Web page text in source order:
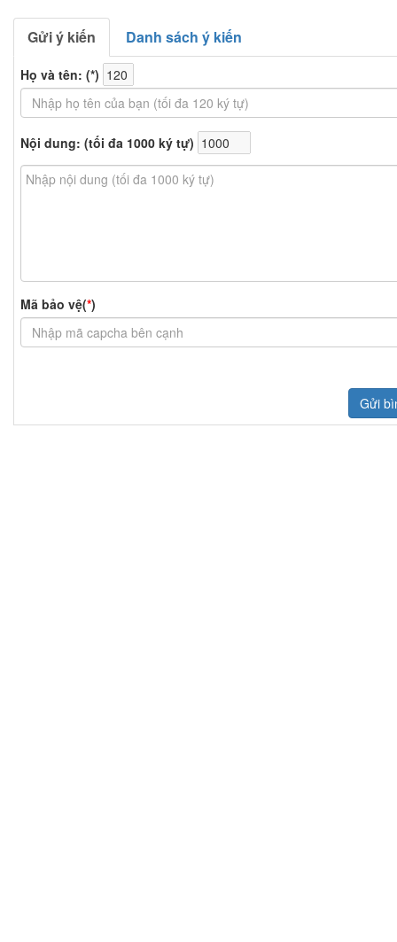
Gửi ý kiến Danh sách ý kiến
Họ và tên: (*)
Nội dung: (tối đa 1000 ký tự)
Mã bảo vệ(*)